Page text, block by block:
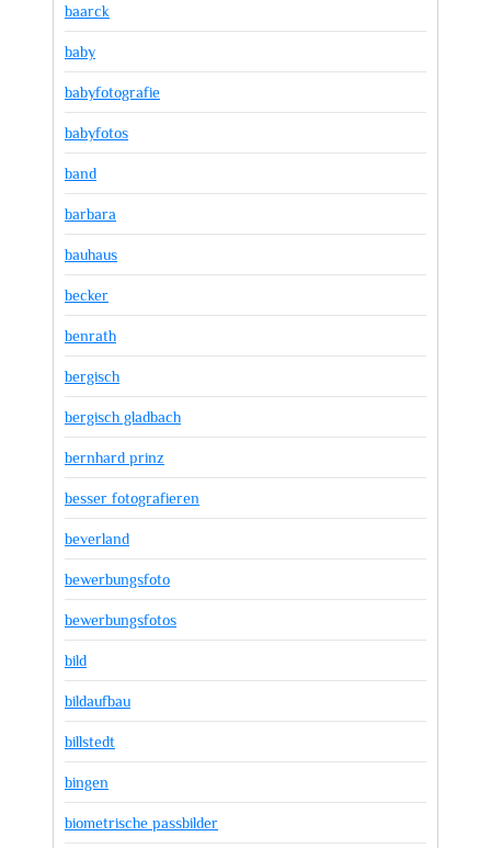
baarck
baby
babyfotografie
babyfotos
band
barbara
bauhaus
becker
benrath
bergisch
bergisch gladbach
bernhard prinz
besser fotografieren
beverland
bewerbungsfoto
bewerbungsfotos
bild
bildaufbau
billstedt
bingen
biometrische passbilder